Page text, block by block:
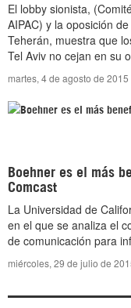
El lobby sionista,
AIPAC) y la oposición
Teherán, muestra que
Tel Aviv no cejan en su
martes, 4 de agosto de 2015
Boehner es el más
Comcast
La Universidad de
en el que se analiza el
de comunicación para
miércoles, 29 de julio de